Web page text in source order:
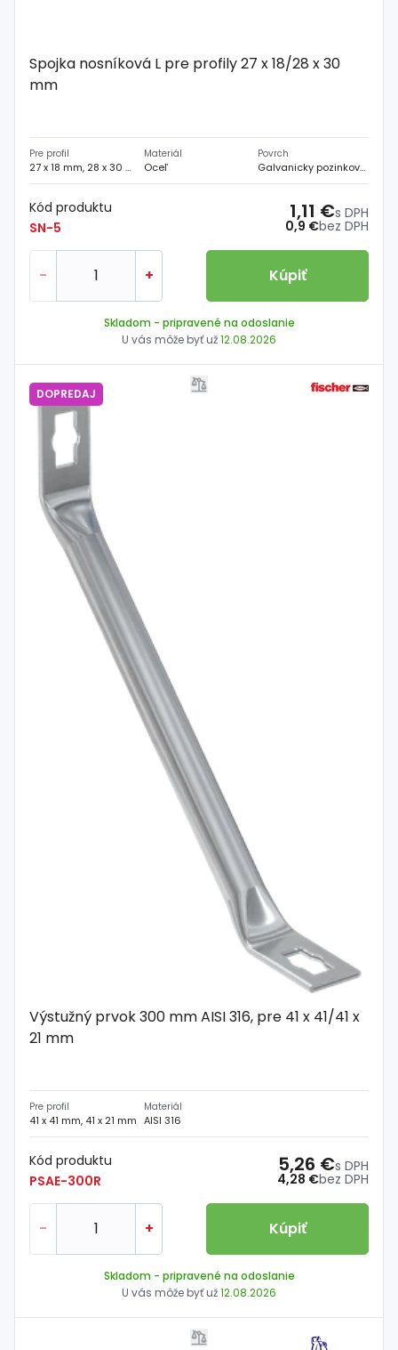
Spojka nosníková L pre profily 27 x 18/28 x 30
mm
Pre profil
27 x 18 mm, 28 x 30 mm
Materiál
Oceľ
Povrch
Galvanicky pozinkovaný
Kód produktu
SN-5
0,9 €bez DPH
1,11 €s DPH
- + Kúpiť
Skladom - pripravené na odoslanie
U vás môže byť už12.08.2026
DOPREDAJ
Výstužný prvok 300 mm AISI 316, pre 41 x 41/41 x
21 mm
Pre profil
41 x 41 mm, 41 x 21 mm
Materiál
AISI 316
Kód produktu
PSAE-300R
4,28 €bez DPH
5,26 €s DPH
- + Kúpiť
Skladom - pripravené na odoslanie
U vás môže byť už12.08.2026